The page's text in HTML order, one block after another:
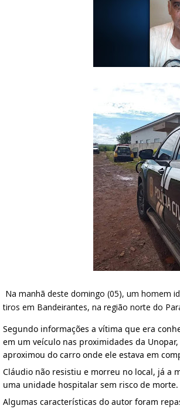
Na manhã deste domingo (05), um homem
tiros em Bandeirantes, na região norte do
Segundo informações a vítima que era
em um veículo nas proximidades da
aproximou do carro onde ele estava em
Cláudio não resistiu e morreu no local, já a
uma unidade hospitalar sem risco de morte.
Algumas características do autor foram